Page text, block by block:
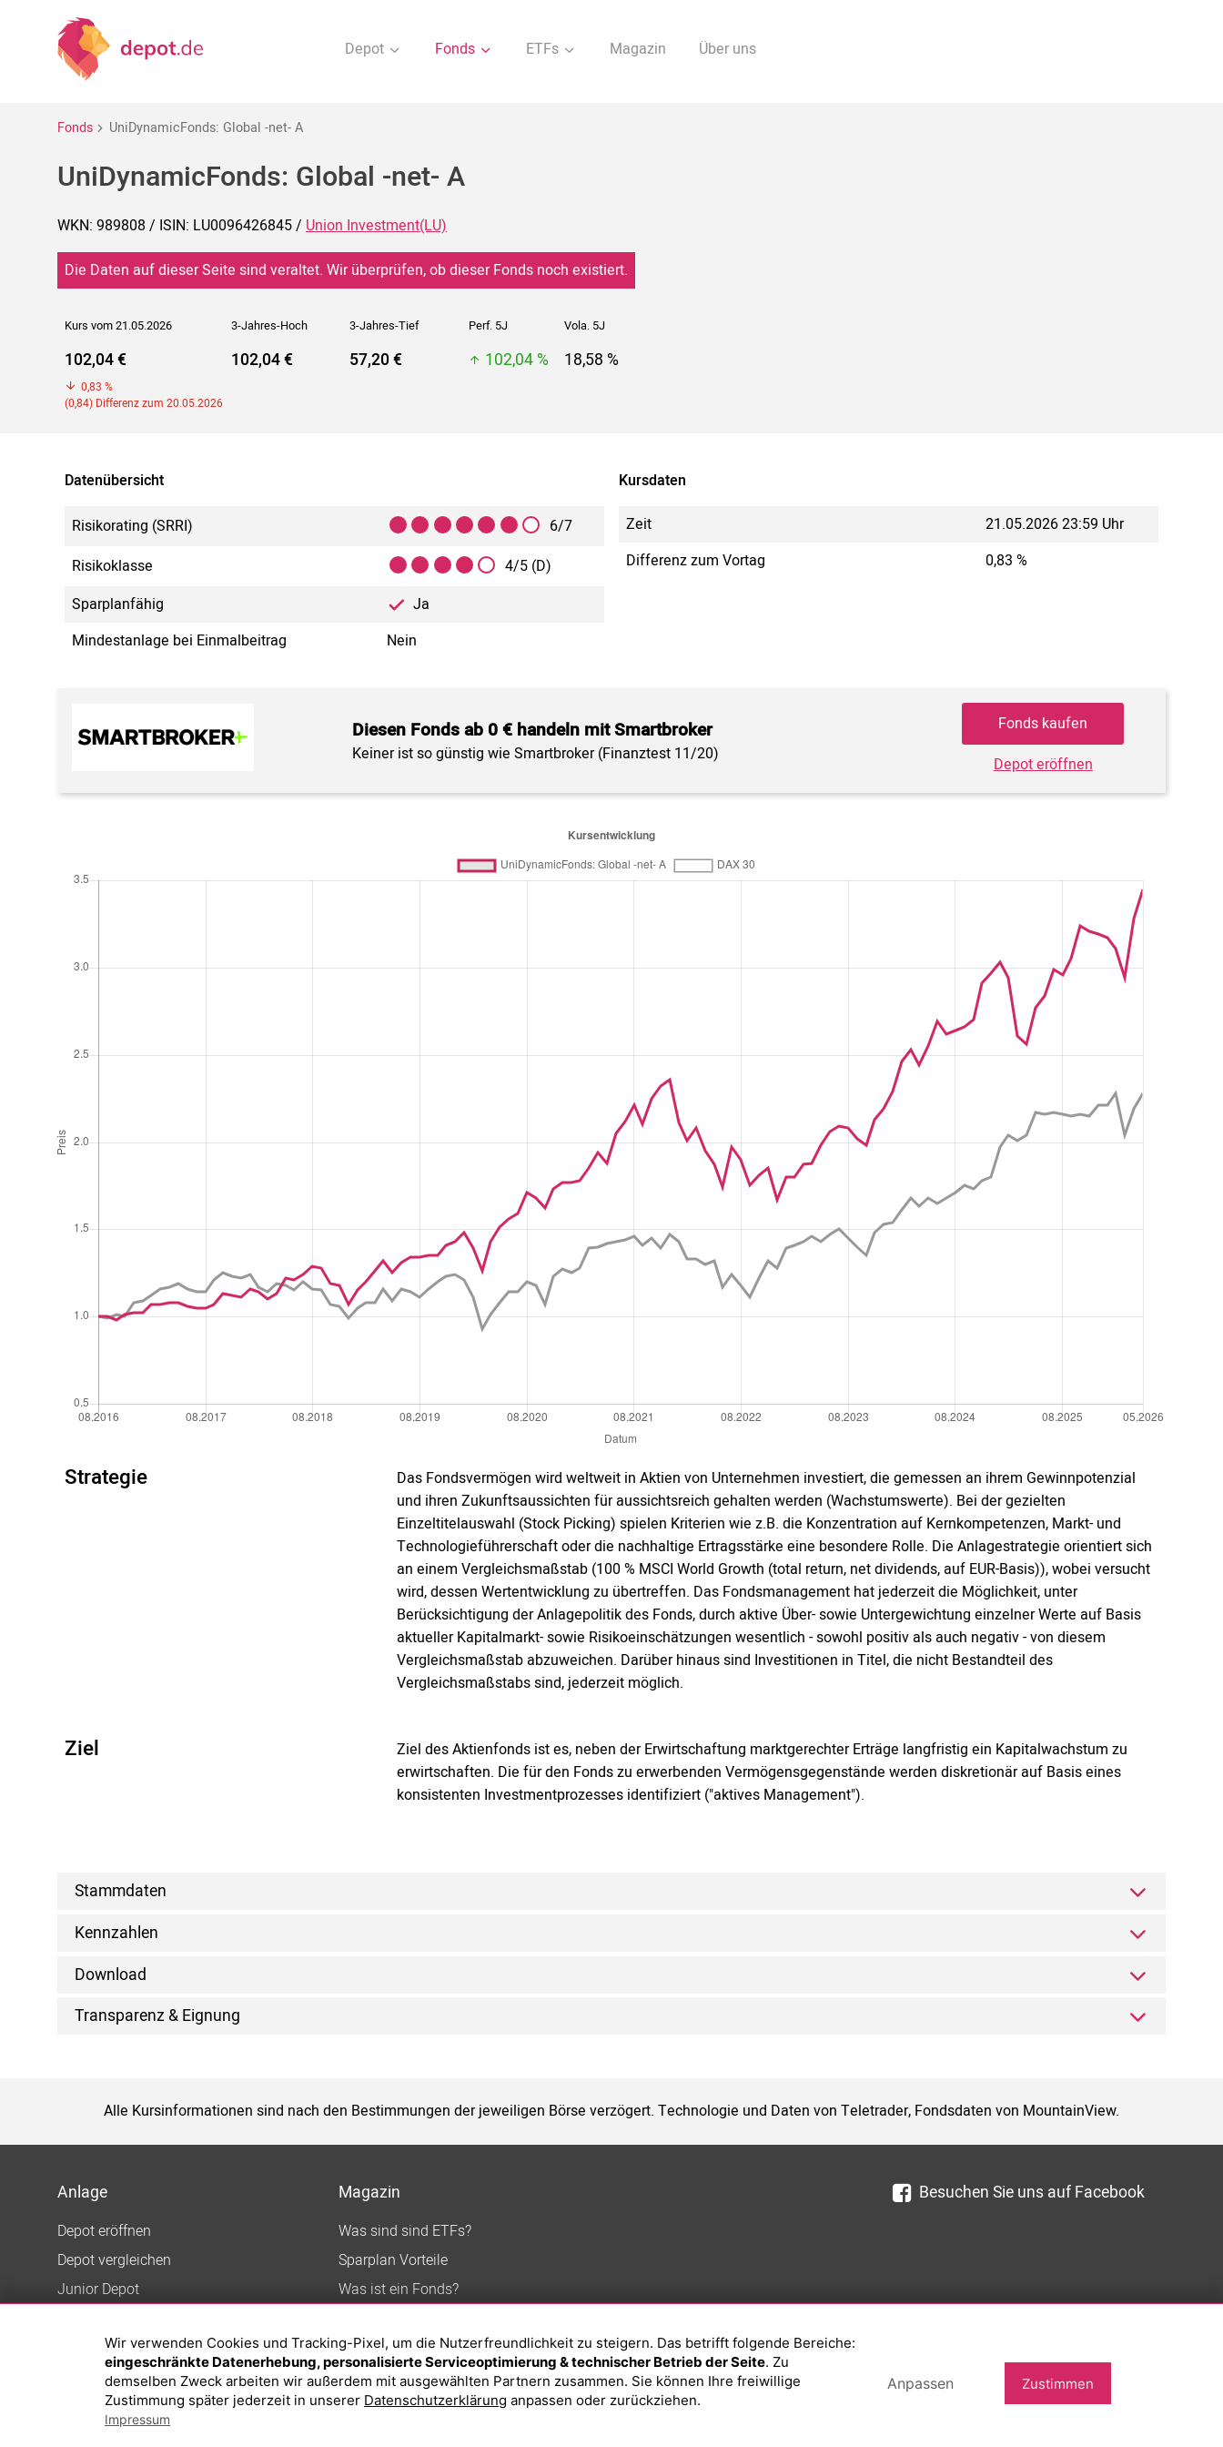
Depot Fonds ETFs Magazin Über uns
Fonds UniDynamicFonds: Global -net- A
UniDynamicFonds: Global -net- A
WKN: 989808 / ISIN: LU0096426845 / Union Investment(LU)
Die Daten auf dieser Seite sind veraltet. Wir überprüfen, ob dieser Fonds noch existiert.
Kurs vom 21.05.2026 3-Jahres-Hoch 3-Jahres-Tief Perf. 5J Vola. 5J
102,04 €
0,83 %
(0,84) Differenz zum 20.05.2026
102,04 € 57,20 € 102,04 % 18,58 %
Datenübersicht
Risikorating (SRRI)
6/7
Risikoklasse
4/5 (D)
Sparplanfähig
Ja
Mindestanlage bei Einmalbeitrag
Nein
Kursdaten
Zeit
21.05.2026 23:59 Uhr
Differenz zum Vortag
0,83 %
Diesen Fonds ab 0 € handeln mit Smartbroker
Keiner ist so günstig wie Smartbroker (Finanztest 11/20)
Fonds kaufen
Depot eröffnen
Strategie
Das Fondsvermögen wird weltweit in Aktien von Unternehmen investiert, die gemessen an ihrem Gewinnpotenzial
und ihren Zukunftsaussichten für aussichtsreich gehalten werden (Wachstumswerte). Bei der gezielten
Einzeltitelauswahl (Stock Picking) spielen Kriterien wie z.B. die Konzentration auf Kernkompetenzen, Markt- und
Technologieführerschaft oder die nachhaltige Ertragsstärke eine besondere Rolle. Die Anlagestrategie orientiert sich
an einem Vergleichsmaßstab (100 % MSCI World Growth (total return, net dividends, auf EUR-Basis)), wobei versucht
wird, dessen Wertentwicklung zu übertreffen. Das Fondsmanagement hat jederzeit die Möglichkeit, unter
Berücksichtigung der Anlagepolitik des Fonds, durch aktive Über- sowie Untergewichtung einzelner Werte auf Basis
aktueller Kapitalmarkt- sowie Risikoeinschätzungen wesentlich - sowohl positiv als auch negativ - von diesem
Vergleichsmaßstab abzuweichen. Darüber hinaus sind Investitionen in Titel, die nicht Bestandteil des
Vergleichsmaßstabs sind, jederzeit möglich.
Ziel
Ziel des Aktienfonds ist es, neben der Erwirtschaftung marktgerechter Erträge langfristig ein Kapitalwachstum zu
erwirtschaften. Die für den Fonds zu erwerbenden Vermögensgegenstände werden diskretionär auf Basis eines
konsistenten Investmentprozesses identifiziert ("aktives Management").
Stammdaten
Kennzahlen
Download
Transparenz & Eignung
Alle Kursinformationen sind nach den Bestimmungen der jeweiligen Börse verzögert. Technologie und Daten von Teletrader, Fondsdaten von MountainView.
Anlage
Depot eröffnen
Depot vergleichen
Junior Depot
Top-Fonds
Fonds-Suche
Magazin
Was sind sind ETFs?
Sparplan Vorteile
Was ist ein Fonds?
Besuchen Sie uns auf Facebook
Wir verwenden Cookies und Tracking-Pixel, um die Nutzerfreundlichkeit zu steigern. Das betrifft folgende Bereiche:
eingeschränkte Datenerhebung, personalisierte Serviceoptimierung & technischer Betrieb der Seite. Zu
demselben Zweck arbeiten wir außerdem mit ausgewählten Partnern zusammen. Sie können Ihre freiwillige
Zustimmung später jederzeit in unserer Datenschutzerklärung anpassen oder zurückziehen.
Impressum
Anpassen Zustimmen